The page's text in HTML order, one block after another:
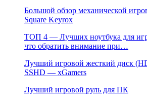
Большой обзор механической
Square Keyrox
ТОП 4 — Лучших ноутбука для
что обратить внимание при…
Лучший игровой жесткий диск
SSHD — xGamers
Лучший игровой руль для ПК